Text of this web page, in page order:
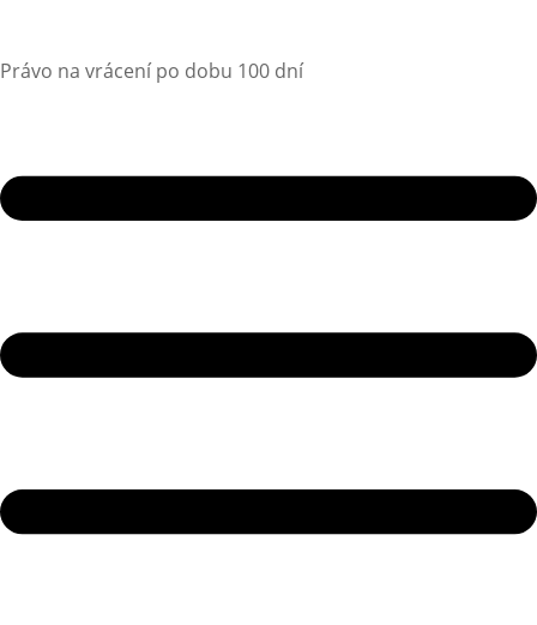
Právo na vrácení po dobu 100 dní